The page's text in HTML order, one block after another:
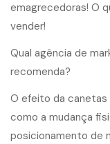
emagrecedoras! O
vender!
Qual agência de
recomenda?
O efeito da canetas
como a mudança
posicionamento de